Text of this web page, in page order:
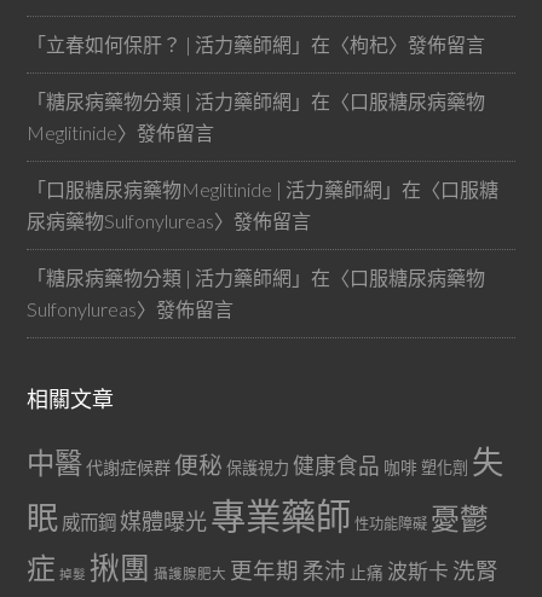
「立春如何保肝？ | 活力藥師網 」在〈枸杞〉發佈留言
「糖尿病藥物分類 | 活力藥師網 」在〈口服糖尿病藥物
Meglitinide〉發佈留言
「口服糖尿病藥物Meglitinide | 活力藥師網 」在〈口服糖
尿病藥物Sulfonylureas〉發佈留言
「糖尿病藥物分類 | 活力藥師網 」在〈口服糖尿病藥物
Sulfonylureas〉發佈留言
相關文章
中醫代謝症候群 便秘 保護視力 健康食品 咖啡 塑化劑 失
眠 威而鋼 媒體曝光專業藥師 性功能障礙 憂鬱
症 掉髮 揪團 攝護腺肥大 更年期 柔沛 止痛 波斯卡 洗腎